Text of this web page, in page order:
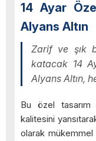
14 Ayar
Alyans Altın
Zarif ve şık
katacak 14
Alyans Altın,
Bu özel tasarım
kalitesini
olarak